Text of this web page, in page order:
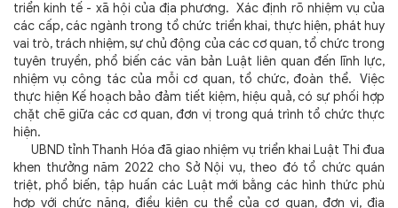
triển kinh tế - xã hội của địa phương. Xác định rõ nhiệm vụ của
các cấp, các ngành trong tổ chức triển khai, thực hiện, phát huy
vai trò, trách nhiệm, sự chủ động của các cơ quan, tổ chức trong
tuyên truyền, phổ biến các văn bản Luật liên quan đến lĩnh lực,
nhiệm vụ công tác của mỗi cơ quan, tổ chức, đoàn thể. Việc
thực hiện Kế hoạch bảo đảm tiết kiệm, hiệu quả, có sự phối hợp
chặt chẽ giữa các cơ quan, đơn vị trong quá trình tổ chức thực
hiện.
UBND tỉnh Thanh Hóa đã giao nhiệm vụ triển khai Luật Thi đua
khen thưởng năm 2022 cho Sở Nội vụ, theo đó tổ chức quán
triệt, phổ biến, tập huấn các Luật mới bằng các hình thức phù
hợp với chức năng, điều kiện cụ thể của cơ quan, đơn vị, địa